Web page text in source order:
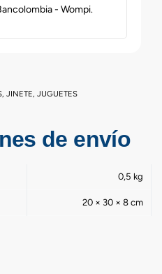
- Wompi.
, JINETE, JUGUETES
de envío
0,5 kg
20 × 30 × 8 cm